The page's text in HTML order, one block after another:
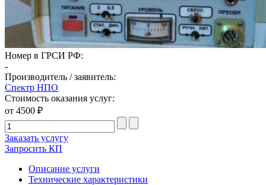
Номер в ГРСИ РФ:
-
Производитель / заявитель:
Спектр НПО
Стоимость оказания услуг:
от 4500 ₽
Заказать услугу
Запросить КП
Описание услуги
Технические характеристики